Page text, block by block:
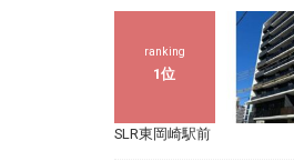
ranking
1位
SLR東岡崎駅前